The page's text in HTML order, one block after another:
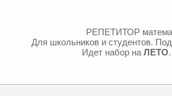
РЕПЕТИТОР
Для школьников и студентов.
Идет набор на ЛЕТО